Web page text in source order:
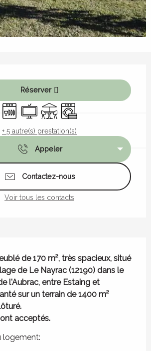
Réserver
Lave vaisselle
TélévisionTerrasseLave linge
+ 5 autre(s) prestation(s)
Appeler
Contactez-nous
Voir tous les contacts
de 170 m², très spacieux, situé
de Le Nayrac (12190) dans le
l'Aubrac, entre Estaing et
sur un terrain de 1400 m²
acceptés.
logement: